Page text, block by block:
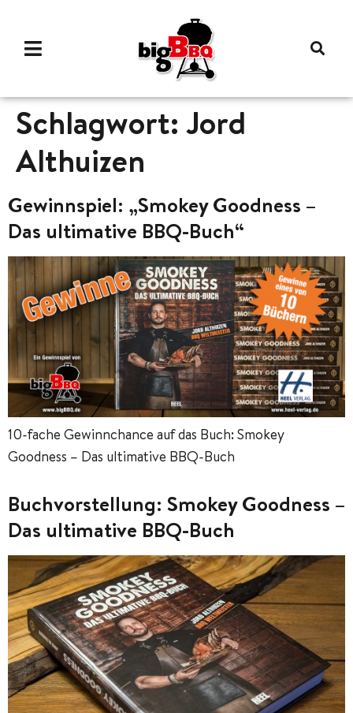
Schlagwort:Jord
Althuizen
Gewinnspiel: „Smokey Goodness –
Das ultimative BBQ-Buch“
10-fache Gewinnchance auf das Buch: Smokey
Goodness – Das ultimative BBQ-Buch
Buchvorstellung: Smokey Goodness –
Das ultimative BBQ-Buch